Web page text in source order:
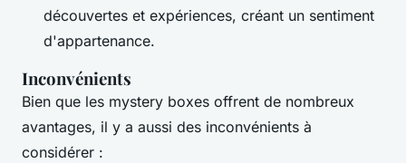
découvertes et expériences, créant un sentiment
d'appartenance.
Inconvénients
Bien que les mystery boxes offrent de nombreux
avantages, il y a aussi des inconvénients à
considérer :